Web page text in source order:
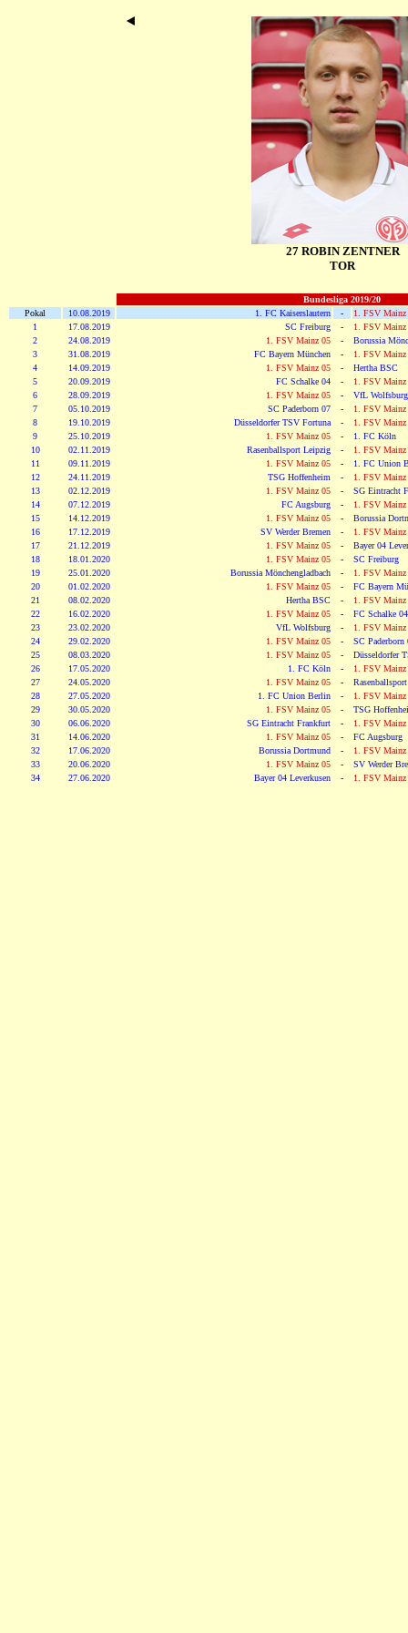
27 ROBIN ZENTNER
TOR
Bundesliga 2019/20
Pokal
10.08.2019 1. FC Kaiserslautern -
1. FSV Mainz
1
17.08.2019 SC Freiburg -
1. FSV Mainz
2
24.08.2019 1. FSV Mainz 05 -
Borussia
3
31.08.2019 FC Bayern München -
1. FSV Mainz
4
14.09.2019 1. FSV Mainz 05 -
Hertha BSC
5
20.09.2019 FC Schalke 04 -
1. FSV Mainz
6
28.09.2019 1. FSV Mainz 05 -
VfL Wolfsburg
7
05.10.2019 SC Paderborn 07 -
1. FSV Mainz
8
19.10.2019 Düsseldorfer TSV Fortuna -
1. FSV Mainz
9
25.10.2019 1. FSV Mainz 05 -
1. FC Köln
10
02.11.2019 Rasenballsport Leipzig -
1. FSV Mainz
11
09.11.2019 1. FSV Mainz 05 -
1. FC Union
12
24.11.2019 TSG Hoffenheim -
1. FSV Mainz
13
02.12.2019 1. FSV Mainz 05 -
SG Eintracht
14
07.12.2019 FC Augsburg -
1. FSV Mainz
15
14.12.2019 1. FSV Mainz 05 -
Borussia
16
17.12.2019 SV Werder Bremen -
1. FSV Mainz
17
21.12.2019 1. FSV Mainz 05 -
Bayer 04
18
18.01.2020 1. FSV Mainz 05 -
SC Freiburg
19
25.01.2020 Borussia Mönchengladbach -
1. FSV Mainz
20
01.02.2020 1. FSV Mainz 05 -
FC Bayern
21
08.02.2020 Hertha BSC -
1. FSV Mainz
22
16.02.2020 1. FSV Mainz 05 -
FC Schalke 04
23
23.02.2020 VfL Wolfsburg -
1. FSV Mainz
24
29.02.2020 1. FSV Mainz 05 -
SC Paderborn
25
08.03.2020 1. FSV Mainz 05 -
Düsseldorfer
26
17.05.2020 1. FC Köln -
1. FSV Mainz
27
24.05.2020 1. FSV Mainz 05 -
28
27.05.2020 1. FC Union Berlin -
1. FSV Mainz
29
30.05.2020 1. FSV Mainz 05 -
TSG
30
06.06.2020 SG Eintracht Frankfurt -
1. FSV Mainz
31
14.06.2020 1. FSV Mainz 05 -
FC Augsburg
32
17.06.2020 Borussia Dortmund -
1. FSV Mainz
33
20.06.2020 1. FSV Mainz 05 -
SV Werder
34
27.06.2020 Bayer 04 Leverkusen - 1. FSV Mainz